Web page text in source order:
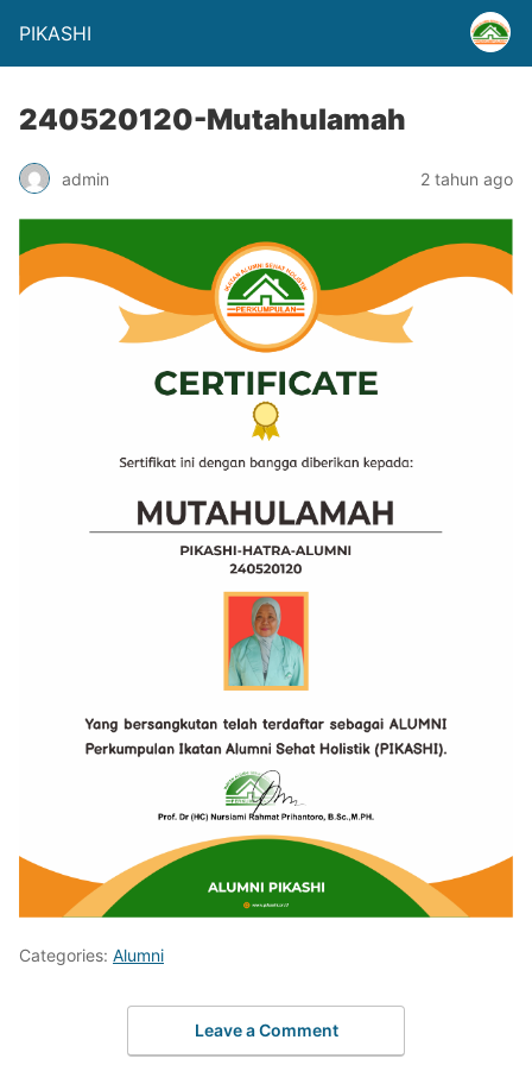
PIKASHI
240520120-Mutahulamah
admin 2 tahun ago
Categories: Alumni
Leave a Comment